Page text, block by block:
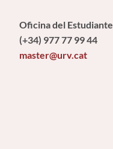
Oficina del Estudiante
(+34) 977 77 99 44
master@urv.cat